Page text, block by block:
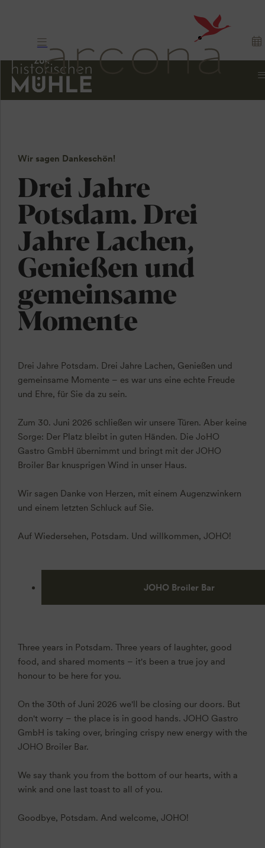
Wir sagen Dankeschön!
Drei Jahre
Potsdam. Drei
Jahre Lachen,
Genießen und
gemeinsame
Momente
Drei Jahre Potsdam. Drei Jahre Lachen, Genießen und
gemeinsame Momente – es war uns eine echte Freude
und Ehre, für Sie da zu sein.
Zum 30. Juni 2026 schließen wir unsere Türen. Aber keine
Sorge: Der Platz bleibt in guten Händen. Die JoHO
Gastro GmbH übernimmt und bringt mit der JOHO
Broiler Bar knusprigen Wind in unser Haus.
Wir sagen Danke von Herzen, mit einem Augenzwinkern
und einem letzten Schluck auf Sie.
Auf Wiedersehen, Potsdam. Und willkommen, JOHO!
JOHO Broiler Bar
Three years in Potsdam. Three years of laughter, good
food, and shared moments – it's been a true joy and
honour to be here for you.
On the 30th of Juni 2026 we'll be closing our doors. But
don't worry – the place is in good hands. JOHO Gastro
GmbH is taking over, bringing crispy new energy with the
JOHO Broiler Bar.
We say thank you from the bottom of our hearts, with a
wink and one last toast to all of you.
Goodbye, Potsdam. And welcome, JOHO!